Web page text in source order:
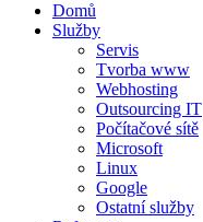
Domů
Služby
Servis
Tvorba www
Webhosting
Outsourcing IT
Počítačové sítě
Microsoft
Linux
Google
Ostatní služby